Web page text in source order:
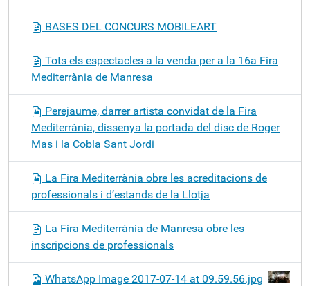
BASES DEL CONCURS MOBILEART
Tots els espectacles a la venda per a la 16a Fira
Mediterrània de Manresa
Perejaume, darrer artista convidat de la Fira
Mediterrània, dissenya la portada del disc de Roger
Mas i la Cobla Sant Jordi
La Fira Mediterrània obre les acreditacions de
professionals i d’estands de la Llotja
La Fira Mediterrània de Manresa obre les
inscripcions de professionals
WhatsApp Image 2017-07-14 at 09.59.56.jpg